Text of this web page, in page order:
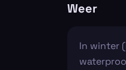
Weer
In winter